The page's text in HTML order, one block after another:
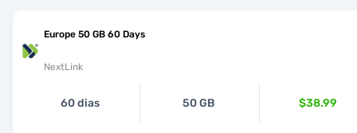
Europe 50 GB 60 Days
NextLink
60 dias 50 GB $38.99